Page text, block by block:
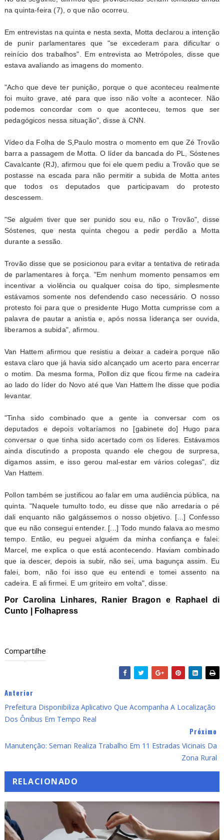
na quinta-feira (7), o que não ocorreu.
Em entrevistas na quinta e nesta sexta, Motta declarou a intenção
de punir parlamentares que "se excederam para dificultar o
reinício dos trabalhos". Em entrevista ao Metrópoles, disse que
estava avaliando as imagens do momento.
"Acho que deve ter punição, porque o que aconteceu realmente
foi muito grave, até para que isso não volte a acontecer. Não
podemos concordar com o que aconteceu, temos que ser
pedagógicos nessa situação", disse à CNN.
Vídeo da Folha de S,Paulo mostra o momento em que Zé Trovão
barra a passagem de Motta. O líder da bancada do PL, Sóstenes
Cavalcante (RJ), afirmou que foi ele quem pediu a Trovão que se
postasse na escada para não permitir a subida de Motta antes
que todos os deputados que participavam do protesto
descessem.
"Se alguém tiver que ser punido sou eu, não o Trovão", disse
Sóstenes, que nesta quinta chegou a pedir perdão a Motta
durante a sessão.
Trovão disse que se posicionou para evitar a tentativa de retirada
de parlamentares à força. "Em nenhum momento pensamos em
incentivar a violência ou qualquer coisa do tipo, simplesmente
estávamos somente nos defendendo caso necessário. O nosso
protesto foi para que o presidente Hugo Motta cumprisse com a
palavra de pautar a anistia e, após nossa liderança ser ouvida,
liberamos a subida", afirmou.
Van Hattem afirmou que resistiu a deixar a cadeira porque não
estava claro que já havia sido alcançado um acerto para encerrar
o motim. Da mesma forma, Pollon diz que ficou firme na cadeira
ao lado do líder do Novo até que Van Hattem lhe disse que podia
levantar.
"Tinha sido combinado que a gente ia conversar com os
deputados e depois voltaríamos no [gabinete do] Hugo para
conversar o que tinha sido acertado com os líderes. Estávamos
ainda discutindo a proposta quando ele chegou de surpresa,
digamos assim, e isso gerou mal-estar em vários colegas", diz
Van Hattem.
Pollon também se justificou ao falar em uma audiência pública, na
quinta. "Naquele tumulto todo, eu disse que não arredaria o pé
dali enquanto não galgássemos o nosso objetivo. [...] Confesso
que eu não consegui entender. [...] Todo mundo falava ao mesmo
tempo. Então, eu peguei alguém da minha confiança e falei:
Marcel, me explica o que está acontecendo. Haviam combinado
que ia descer, depois ia subir, não sei, uma bagunça assim. Eu
falei, bom, não foi isso que eu entendi e tomei assento na
cadeira. E ali firmei. E um griteiro em volta", disse.
Por Carolina Linhares, Ranier Bragon e Raphael di
Cunto | Folhapress
Compartilhe
Anterior
Prefeitura Disponibiliza Aplicativo Que Acompanha A Localização
Dos Ônibus Em Tempo Real
Próximo
Manutenção: Seman Realiza Trabalho Em 11 Estradas Vicinais Da
Zona Rural
RELACIONADO